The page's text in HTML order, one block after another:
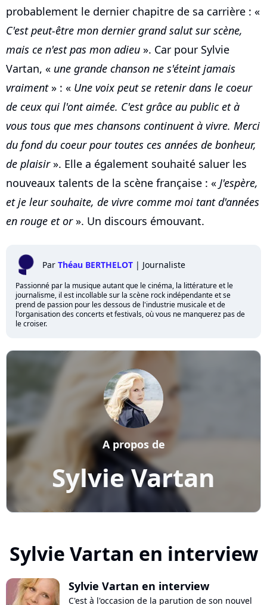
probablement le dernier chapitre de sa carrière : «
C'est peut-être mon dernier grand salut sur scène,
mais ce n'est pas mon adieu ». Car pour Sylvie
Vartan, « une grande chanson ne s'éteint jamais
vraiment» : « Une voix peut se retenir dans le coeur
de ceux qui l'ont aimée. C'est grâce au public et à
vous tous que mes chansons continuent à vivre. Merci
du fond du coeur pour toutes ces années de bonheur,
de plaisir». Elle a également souhaité saluer les
nouveaux talents de la scène française : « J'espère,
et je leur souhaite, de vivre comme moi tant d'années
en rouge et or». Un discours émouvant.
Par Théau BERTHELOT | Journaliste
Passionné par la musique autant que le cinéma, la littérature et le
journalisme, il est incollable sur la scène rock indépendante et se
prend de passion pour les dessous de l'industrie musicale et de
l'organisation des concerts et festivals, où vous ne manquerez pas de
le croiser.
Sylvie Vartan
A propos de
Sylvie Vartan en interview
Sylvie Vartan en interview
C'est à l'occasion de la parution de son nouvel